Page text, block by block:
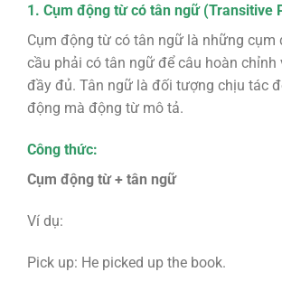
1. Cụm động từ có tân ngữ (Transitive
Cụm động từ có tân ngữ là những cụm
cầu phải có tân ngữ để câu hoàn chỉnh
đầy đủ. Tân ngữ là đối tượng chịu tác
động mà động từ mô tả.
Công thức:
Cụm động từ + tân ngữ
Ví dụ:
Pick up: He picked up the book.